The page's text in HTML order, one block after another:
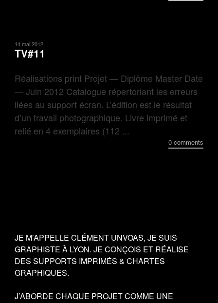
14 mai 2012
TV#11
Réalisations print Projet — Diplôme Master Date
— Juin 2012 Catalogue répertoriant les erreurs
liées au support écran. L’édition est le résultat
d’un travail photographique. Livre imprimé et
relié en 4 exemplaires (112 ...
0 comments
JE M’APPELLE CLÉMENT UNVOAS, JE SUIS
GRAPHISTE À LYON. JE CONÇOIS ET RÉALISE
DES SUPPORTS IMPRIMÉS & CHARTES
GRAPHIQUES.
J’ABORDE CHAQUE PROJET COMME UNE